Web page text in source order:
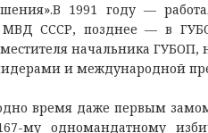
1991 году —
МВД СССР, позднее — в
начальника ГУБОП,
и международной
время даже первым
му одномандатному